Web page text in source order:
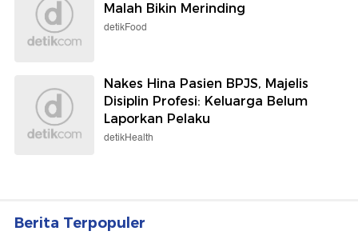
Malah Bikin Merinding
detikFood
Nakes Hina Pasien BPJS, Majelis
Disiplin Profesi: Keluarga Belum
Laporkan Pelaku
detikHealth
Berita Terpopuler